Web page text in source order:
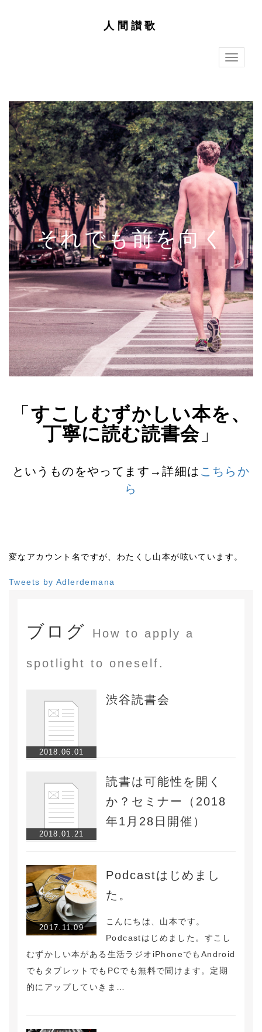
人間讃歌
T
o
e
n
a
v
i
g
a
t
i
o
n
それでも前を向く
「 すこしむずかしい本を、
丁寧に読む読書会 」
というものをやってます→詳細は こちらか
ら
変なアカウント名ですが、わたくし山本が呟いています。
Tweets by Adlerdemana
ブログ How to apply a
spotlight to oneself.
2018.06.01
渋谷読書会
2018.01.21
読書は可能性を開く
か？セミナー（2018
年1月28日開催）
2017.11.09
Podcastはじめまし
た。
こんにちは、山本です。
Podcastはじめました。すこし
むずかしい本がある生活ラジオiPhoneでもAndroid
でもタブレットでもPCでも無料で聞けます。定期
的にアップしていきま…